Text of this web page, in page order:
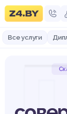
Все услуги